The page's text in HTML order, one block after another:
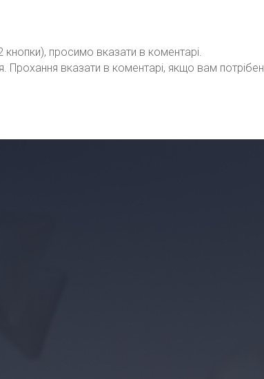
просимо вказати в коментарі.
Прохання вказати в коментарі, якщо вам потрібен